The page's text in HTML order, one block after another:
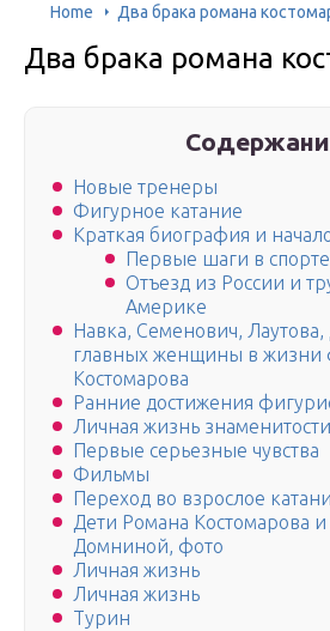
Home Два брака романа
Два брака романа
Новые тренеры
Фигурное катание
Краткая биография и
Первые шаги в спорте
Отъезд из России и
Америке
Навка, Семенович,
главных женщины в жизни
Костомарова
Ранние достижения
Личная жизнь знаменитости
Первые серьезные чувства
Фильмы
Переход во взрослое
Дети Романа Костомарова
Домниной, фото
Личная жизнь
Личная жизнь
Турин